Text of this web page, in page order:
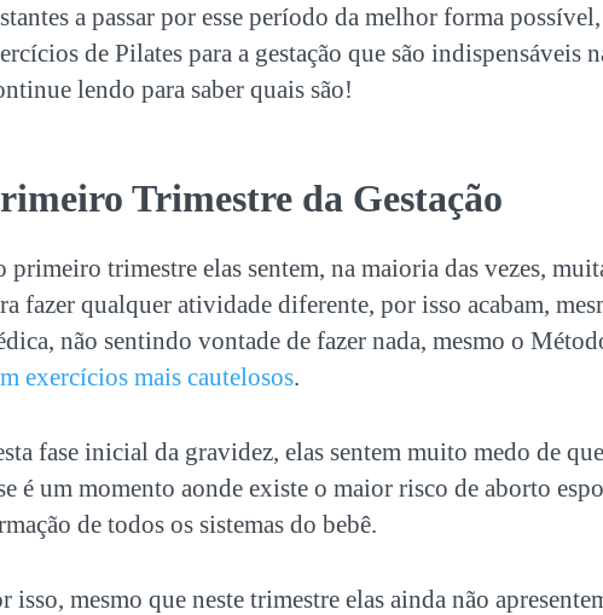
a passar por esse período da melhor forma
de Pilates para a gestação que são indispensáveis
lendo para saber quais são!
Trimestre da Gestação
primeiro trimestre elas sentem, na maioria das vezes,
fazer qualquer atividade diferente, por isso acabam,
não sentindo vontade de fazer nada, mesmo o
exercícios mais cautelosos.
fase inicial da gravidez, elas sentem muito medo de
é um momento aonde existe o maior risco de aborto
de todos os sistemas do bebê.
isso, mesmo que neste trimestre elas ainda não